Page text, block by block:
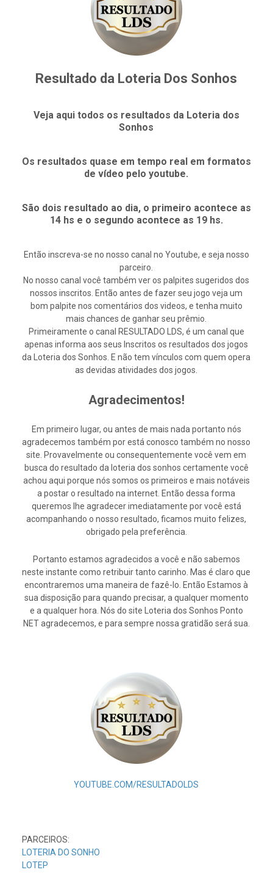
Resultado da Loteria Dos Sonhos
Veja aqui todos os resultados da Loteria dos
Sonhos
Os resultados quase em tempo real em formatos
de vídeo pelo youtube.
São dois resultado ao dia, o primeiro acontece as
14 hs e o segundo acontece as 19 hs.
Então inscreva-se no nosso canal no Youtube, e seja nosso
parceiro.
No nosso canal você também ver os palpites sugeridos dos
nossos inscritos. Então antes de fazer seu jogo veja um
bom palpite nos comentários dos videos, e tenha muito
mais chances de ganhar seu prêmio.
Primeiramente o canal RESULTADO LDS, é um canal que
apenas informa aos seus Inscritos os resultados dos jogos
da Loteria dos Sonhos. E não tem vínculos com quem opera
as devidas atividades dos jogos.
Agradecimentos!
Em primeiro lugar, ou antes de mais nada portanto nós
agradecemos também por está conosco também no nosso
site. Provavelmente ou consequentemente você vem em
busca do resultado da loteria dos sonhos certamente você
achou aqui porque nós somos os primeiros e mais notáveis
a postar o resultado na internet. Então dessa forma
queremos lhe agradecer imediatamente por você está
acompanhando o nosso resultado, ficamos muito felizes,
obrigado pela preferência.
Portanto estamos agradecidos a você e não sabemos
neste instante como retribuir tanto carinho. Mas é claro que
encontraremos uma maneira de fazê-lo. Então Estamos à
sua disposição para quando precisar, a qualquer momento
e a qualquer hora. Nós do site Loteria dos Sonhos Ponto
NET agradecemos, e para sempre nossa gratidão será sua.
YOUTUBE.COM/RESULTADOLDS
PARCEIROS:
LOTERIA DO SONHO
LOTEP